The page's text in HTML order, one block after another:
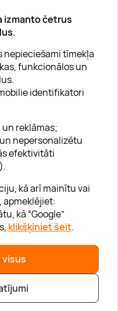
izmanto četrus
nepieciešami tīmekļa
funkcionālos un
identifikatori
reklāmas;
nepersonalizētu
efektivitāti
kā arī mainītu vai
apmeklējiet:
kā “Google”
klikšķiniet šeit.
politiku
|+371 6601 8025